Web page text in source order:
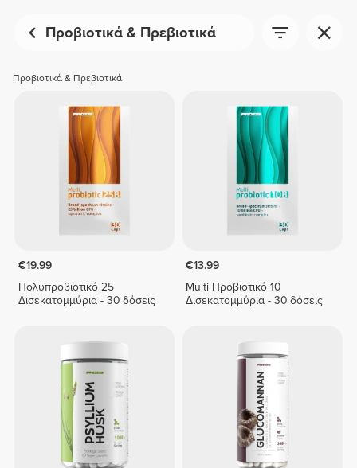
Προβιοτικά & Πρεβιοτικά
Προβιοτικά & Πρεβιοτικά
€19.99
Πολυπροβιοτικό 25
Δισεκατομμύρια - 30 δόσεις
€13.99
Multi Προβιοτικό 10
Δισεκατομμύρια - 30 δόσεις